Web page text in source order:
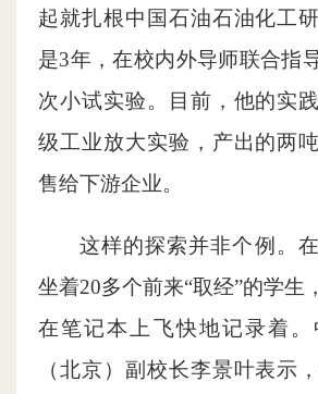
起就扎根中国石油石油化工
是3年，在校内外导师联合指
次小试实验。目前，他的实
级工业放大实验，产出的两
售给下游企业。
这样的探索并非个例。
坐着20多个前来“取经”的学生
在笔记本上飞快地记录着
（北京）副校长李景叶表示